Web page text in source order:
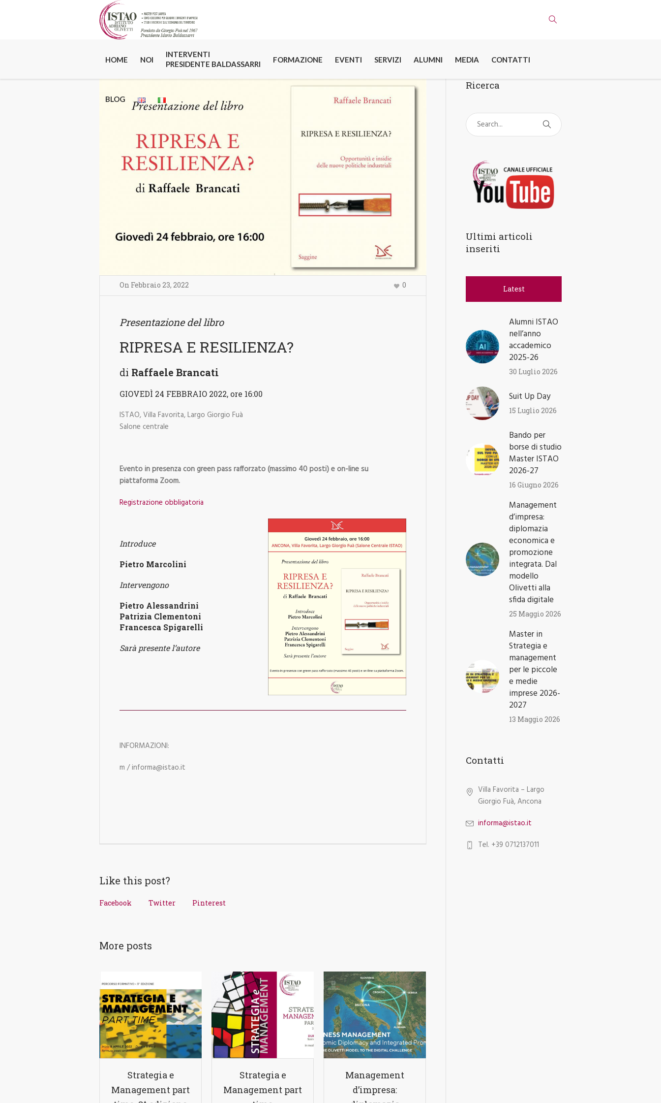
HOME NOI
INTERVENTI
PRESIDENTE BALDASSARRI
FORMAZIONE EVENTI SERVIZI ALUMNI MEDIA CONTATTI
BLOG
On Febbraio 23, 2022 0
Presentazione del libro
RIPRESA E RESILIENZA?
di Raffaele Brancati
GIOVEDÌ 24 FEBBRAIO 2022, ore 16:00 ­­
ISTAO, Villa Favorita, Largo Giorgio Fuà
Salone centrale
Evento in presenza con green pass rafforzato (massimo 40 posti) e on-line su
piattaforma Zoom.
Registrazione obbligatoria
Introduce
Pietro Marcolini
Intervengono
Pietro Alessandrini
Patrizia Clementoni
Francesca Spigarelli
Sarà presente l’autore
INFORMAZIONI:
m / informa@istao.it
Like this post?
Facebook Twitter Pinterest
More posts
Strategia e
Management part
Strategia e
Management part
Management
d’impresa:
Ricerca
Ultimi articoli
inseriti
Latest
Alumni ISTAO
nell’anno
accademico
2025-26
30 Luglio 2026
Suit Up Day
15 Luglio 2026
Bando per
borse di studio
Master ISTAO
2026-27
16 Giugno 2026
Management
d’impresa:
diplomazia
economica e
promozione
integrata. Dal
modello
Olivetti alla
sfida digitale
25 Maggio 2026
Master in
Strategia e
management
per le piccole
e medie
imprese 2026-
2027
13 Maggio 2026
Contatti
Villa Favorita – Largo
Giorgio Fuà, Ancona
informa@istao.it
Tel. +39 0712137011